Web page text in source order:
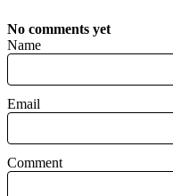
No comments yet
Name
Email
Comment